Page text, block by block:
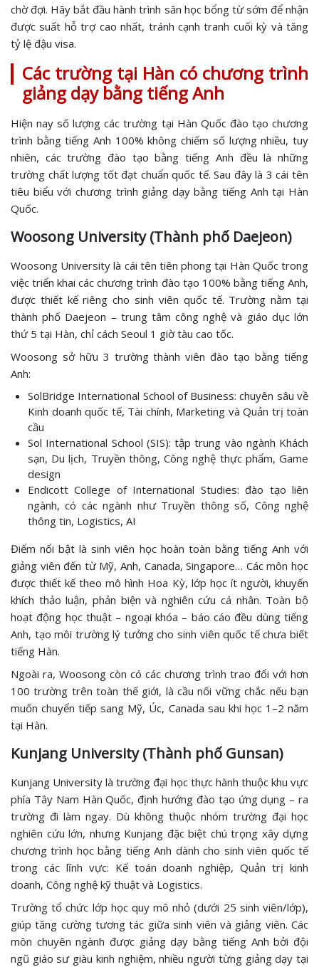
chờ đợi. Hãy bắt đầu hành trình săn học bổng từ sớm để nhận
được suất hỗ trợ cao nhất, tránh cạnh tranh cuối kỳ và tăng
tỷ lệ đậu visa.
Các trường tại Hàn có chương trình
giảng dạy bằng tiếng Anh
Hiện nay số lượng các trường tại Hàn Quốc đào tạo chương
trình bằng tiếng Anh 100% không chiếm số lượng nhiều, tuy
nhiên, các trường đào tạo bằng tiếng Anh đều là những
trường chất lượng tốt đạt chuẩn quốc tế. Sau đây là 3 cái tên
tiêu biểu với chương trình giảng dạy bằng tiếng Anh tại Hàn
Quốc.
Woosong University (Thành phố Daejeon)
Woosong University là cái tên tiên phong tại Hàn Quốc trong
việc triển khai các chương trình đào tạo 100% bằng tiếng Anh,
được thiết kế riêng cho sinh viên quốc tế. Trường nằm tại
thành phố Daejeon – trung tâm công nghệ và giáo dục lớn
thứ 5 tại Hàn, chỉ cách Seoul 1 giờ tàu cao tốc.
Woosong sở hữu 3 trường thành viên đào tạo bằng tiếng
Anh:
SolBridge International School of Business: chuyên sâu về
Kinh doanh quốc tế, Tài chính, Marketing và Quản trị toàn
cầu
Sol International School (SIS): tập trung vào ngành Khách
sạn, Du lịch, Truyền thông, Công nghệ thực phẩm, Game
design
Endicott College of International Studies: đào tạo liên
ngành, có các ngành như Truyền thông số, Công nghệ
thông tin, Logistics, AI
Điểm nổi bật là sinh viên học hoàn toàn bằng tiếng Anh với
giảng viên đến từ Mỹ, Anh, Canada, Singapore… Các môn học
được thiết kế theo mô hình Hoa Kỳ, lớp học ít người, khuyến
khích thảo luận, phản biện và nghiên cứu cá nhân. Toàn bộ
hoạt động học thuật – ngoại khóa – báo cáo đều dùng tiếng
Anh, tạo môi trường lý tưởng cho sinh viên quốc tế chưa biết
tiếng Hàn.
Ngoài ra, Woosong còn có các chương trình trao đổi với hơn
100 trường trên toàn thế giới, là cầu nối vững chắc nếu bạn
muốn chuyển tiếp sang Mỹ, Úc, Canada sau khi học 1–2 năm
tại Hàn.
Kunjang University (Thành phố Gunsan)
Kunjang University là trường đại học thực hành thuộc khu vực
phía Tây Nam Hàn Quốc, định hướng đào tạo ứng dụng – ra
trường đi làm ngay. Dù không thuộc nhóm trường đại học
nghiên cứu lớn, nhưng Kunjang đặc biệt chú trọng xây dựng
chương trình học bằng tiếng Anh dành cho sinh viên quốc tế
trong các lĩnh vực: Kế toán doanh nghiệp, Quản trị kinh
doanh, Công nghệ kỹ thuật và Logistics.
Trường tổ chức lớp học quy mô nhỏ (dưới 25 sinh viên/lớp),
giúp tăng cường tương tác giữa sinh viên và giảng viên. Các
môn chuyên ngành được giảng dạy bằng tiếng Anh bởi đội
ngũ giáo sư giàu kinh nghiệm, nhiều người từng giảng dạy tại